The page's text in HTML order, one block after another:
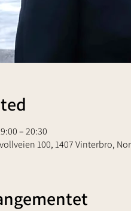
– 20:30
100, 1407 Vinterbro,